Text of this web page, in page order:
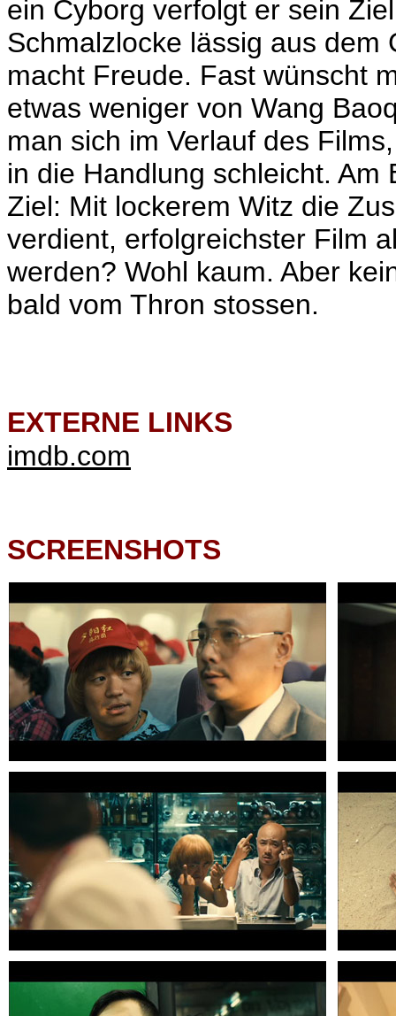
ein Cyborg verfolgt er sein
Schmalzlocke lässig aus dem
macht Freude. Fast wünscht
etwas weniger von Wang
man sich im Verlauf des
in die Handlung schleicht.
Ziel: Mit lockerem Witz die
verdient, erfolgreichster Film
werden? Wohl kaum. Aber
bald vom Thron stossen.
EXTERNE LINKS
imdb.com
SCREENSHOTS